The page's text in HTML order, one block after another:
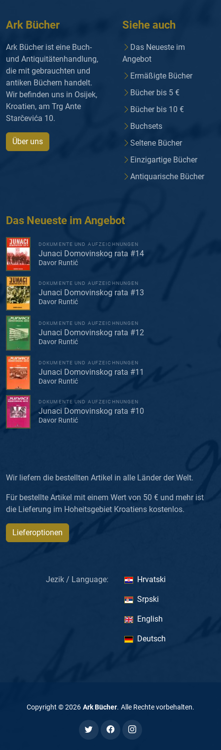
Ark Bücher
Ark Bücher ist eine Buch-
und Antiquitätenhandlung,
die mit gebrauchten und
antiken Büchern handelt.
Wir befinden uns in Osijek,
Kroatien, am Trg Ante
Starčevića 10.
Über uns
Siehe auch
Das Neueste im
Angebot
Ermäßigte Bücher
Bücher bis 5 €
Bücher bis 10 €
Buchsets
Seltene Bücher
Einzigartige Bücher
Antiquarische Bücher
Das Neueste im Angebot
DOKUMENTE UND AUFZEICHNUNGEN
Junaci Domovinskog rata #14
Davor Runtić
DOKUMENTE UND AUFZEICHNUNGEN
Junaci Domovinskog rata #13
Davor Runtić
DOKUMENTE UND AUFZEICHNUNGEN
Junaci Domovinskog rata #12
Davor Runtić
DOKUMENTE UND AUFZEICHNUNGEN
Junaci Domovinskog rata #11
Davor Runtić
DOKUMENTE UND AUFZEICHNUNGEN
Junaci Domovinskog rata #10
Davor Runtić
Wir liefern die bestellten Artikel in alle Länder der Welt.
Für bestellte Artikel mit einem Wert von 50 € und mehr ist
die Lieferung im Hoheitsgebiet Kroatiens kostenlos.
Lieferoptionen
Jezik / Language: Hrvatski
Srpski
English
Deutsch
Copyright ©2026 Ark Bücher. Alle Rechte vorbehalten.